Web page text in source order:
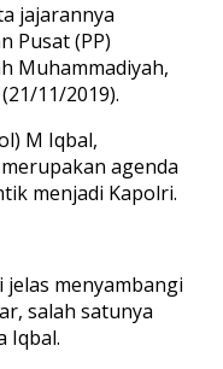
jajarannya
Pusat (PP)
Muhammadiyah,
11/2019).
M Iqbal,
agenda
menjadi Kapolri.
jelas menyambangi
salah satunya
Iqbal.